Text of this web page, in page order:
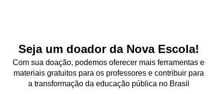
Seja um doador da Nova Escola!
Com sua doação, podemos oferecer mais ferramentas e
materiais gratuitos para os professores e contribuir para
a transformação da educação pública no Brasil